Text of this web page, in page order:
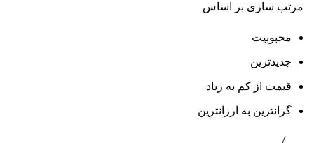
مرتب سازی بر اساس
محبوبیت
جدیدترین
قیمت از کم به زیاد
گرانترین به ارزانترین